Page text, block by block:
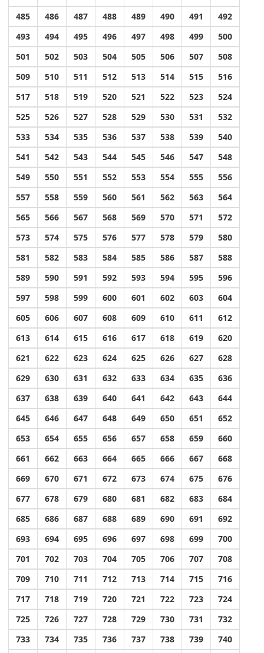
485
486 487 488 489 490 491
492
493
494 495 496 497 498 499
500
501
502 503 504 505 506 507
508
509
510 511 512 513 514 515
516
517
518 519 520 521 522 523
524
525
526 527 528 529 530 531
532
533
534 535 536 537 538 539
540
541
542 543 544 545 546 547
548
549
550 551 552 553 554 555
556
557
558 559 560 561 562 563
564
565
566 567 568 569 570 571
572
573
574 575 576 577 578 579
580
581
582 583 584 585 586 587
588
589
590 591 592 593 594 595
596
597
598 599 600 601 602 603
604
605
606 607 608 609 610 611
612
613
614 615 616 617 618 619
620
621
622 623 624 625 626 627
628
629
630 631 632 633 634 635
636
637
638 639 640 641 642 643
644
645
646 647 648 649 650 651
652
653
654 655 656 657 658 659
660
661
662 663 664 665 666 667
668
669
670 671 672 673 674 675
676
677
678 679 680 681 682 683
684
685
686 687 688 689 690 691
692
693
694 695 696 697 698 699
700
701
702 703 704 705 706 707
708
709
710 711 712 713 714 715
716
717
718 719 720 721 722 723
724
725
726 727 728 729 730 731
732
733
734 735 736 737 738 739
740